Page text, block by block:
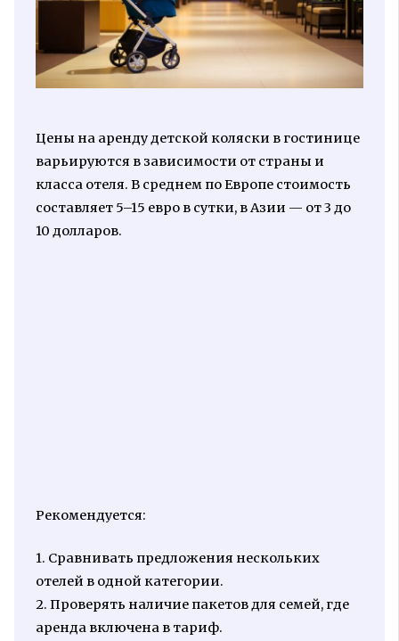
Цены на аренду детской коляски в гостинице
варьируются в зависимости от страны и
класса отеля. В среднем по Европе стоимость
составляет 5–15 евро в сутки, в Азии — от 3 до
10 долларов.
Рекомендуется:
1. Сравнивать предложения нескольких
отелей в одной категории.
2. Проверять наличие пакетов для семей, где
аренда включена в тариф.